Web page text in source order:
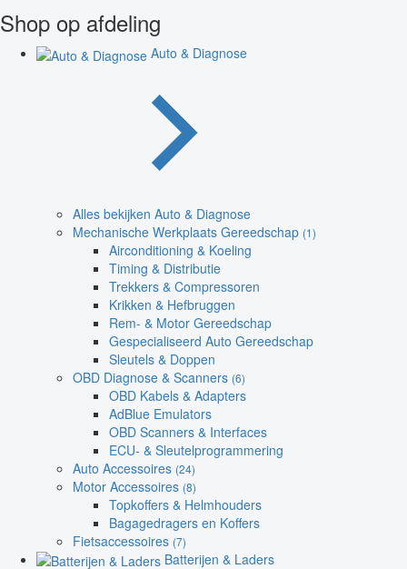
Shop op afdeling
Auto & Diagnose
Alles bekijken Auto & Diagnose
Mechanische Werkplaats Gereedschap (1)
Airconditioning & Koeling
Timing & Distributie
Trekkers & Compressoren
Krikken & Hefbruggen
Rem- & Motor Gereedschap
Gespecialiseerd Auto Gereedschap
Sleutels & Doppen
OBD Diagnose & Scanners (6)
OBD Kabels & Adapters
AdBlue Emulators
OBD Scanners & Interfaces
ECU- & Sleutelprogrammering
Auto Accessoires (24)
Motor Accessoires (8)
Topkoffers & Helmhouders
Bagagedragers en Koffers
Fietsaccessoires (7)
Batterijen & Laders